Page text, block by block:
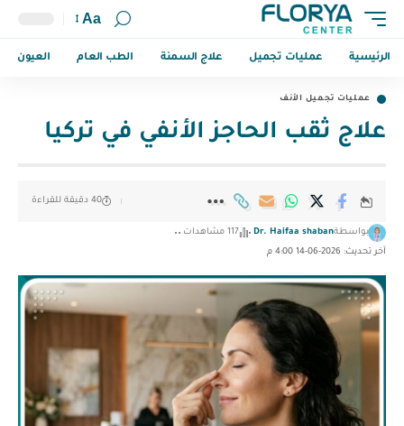
Aa
الرئيسية عمليات تجميل علاج السمنة الطب العام العيون
عمليات تجميل الأنف
علاج ثقب الحاجز الأنفي في تركيا
آخر تحديث: 2026-06-14 4:00 م
بواسطةDr. Haifaa shaban 117 مشاهدات
40 دقيقة للقراءة